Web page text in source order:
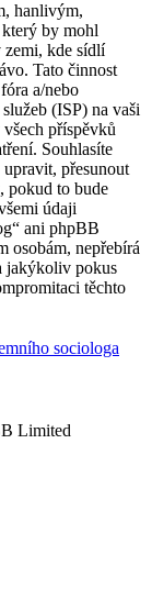
hanlivým,
by mohl
zemi, kde sídlí
Tato činnost
a/nebo
(ISP) na vaši
příspěvků
Souhlasíte
přesunout
pokud to bude
údaji
ani phpBB
osobám, nepřebírá
jakýkoliv pokus
těchto
sociologa
Limited